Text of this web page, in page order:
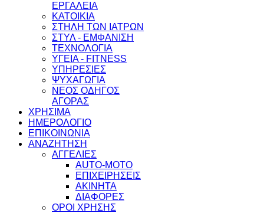
ΕΡΓΑΛΕΙΑ
ΚΑΤΟΙΚΙΑ
ΣΤΗΛΗ ΤΩΝ ΙΑΤΡΩΝ
ΣΤΥΛ - ΕΜΦΑΝΙΣΗ
ΤΕΧΝΟΛΟΓΙΑ
ΥΓΕΙΑ - FITNESS
ΥΠΗΡΕΣΙΕΣ
ΨΥΧΑΓΩΓΙΑ
ΝΕΟΣ ΟΔΗΓΟΣ
ΑΓΟΡΑΣ
ΧΡΗΣΙΜΑ
ΗΜΕΡΟΛΟΓΙΟ
ΕΠΙΚΟΙΝΩΝΙΑ
ΑΝΑΖΗΤΗΣΗ
ΑΓΓΕΛΙΕΣ
AUTO-MOTO
ΕΠΙΧΕΙΡΗΣΕΙΣ
ΑΚΙΝΗΤΑ
ΔΙΑΦΟΡΕΣ
ΟΡΟΙ ΧΡΗΣΗΣ